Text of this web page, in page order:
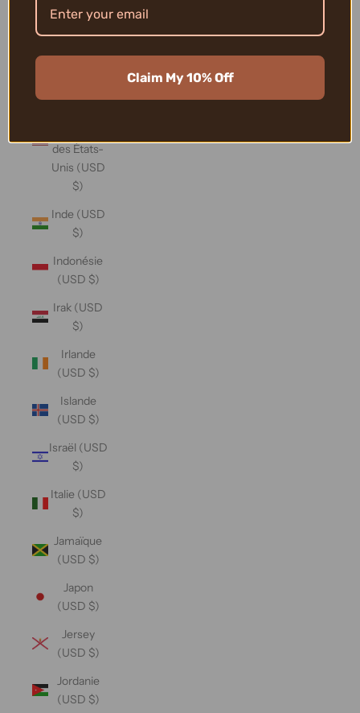
des États-
Unis (USD
$)
Inde (USD
$)
Indonésie
(USD $)
Irak (USD
$)
Irlande
(USD $)
Islande
(USD $)
Israël (USD
$)
Italie (USD
$)
Jamaïque
(USD $)
Japon
(USD $)
Jersey
(USD $)
Jordanie
(USD $)
Claim My 10% Off